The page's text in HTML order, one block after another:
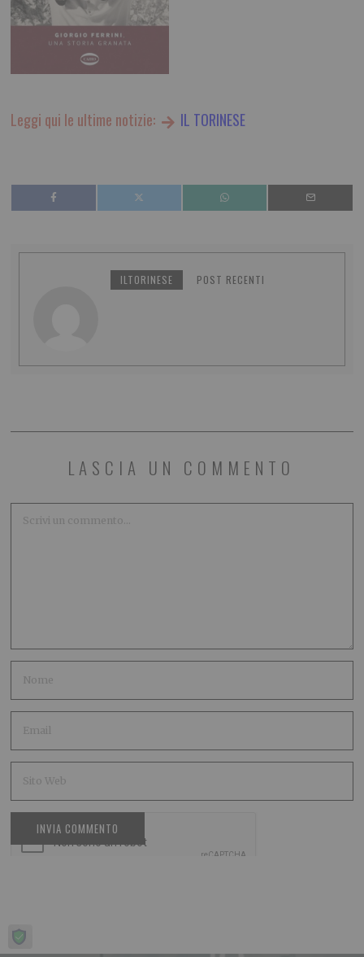
Leggi qui le ultime notizie: IL TORINESE
ILTORINESE POST RECENTI
LASCIA UN COMMENTO